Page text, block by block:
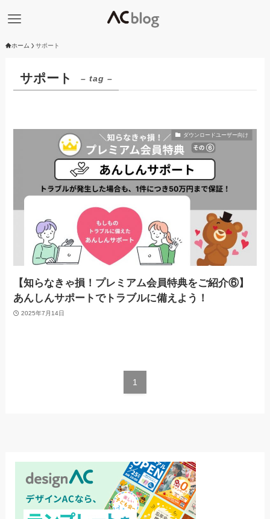
ホーム サポート
サポート – tag –
ダウンロードユーザー向け
【知らなきゃ損！プレミアム会員特典をご紹介⑥】
あんしんサポートでトラブルに備えよう！
2025年7月14日
1